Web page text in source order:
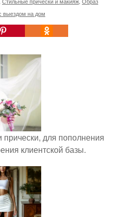
выездом на дом
для пополнения
клиентской базы.